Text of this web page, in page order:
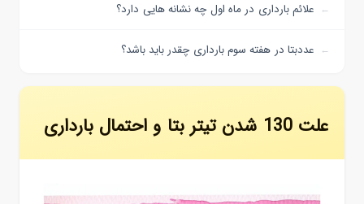
علائم بارداری در ماه اول چه نشانه هایی دارد؟
عددبتا در هفته سوم بارداری چقدر باید باشد؟
علت 130 شدن تیتر بتا و احتمال بارداری